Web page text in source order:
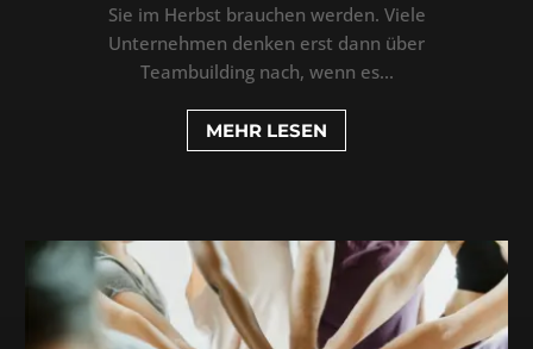
Sie im Herbst brauchen werden. Viele
Unternehmen denken erst dann über
Teambuilding nach, wenn es...
MEHR LESEN